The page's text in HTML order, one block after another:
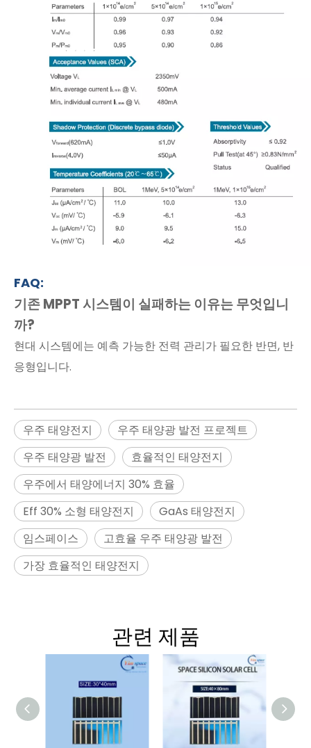
FAQ:
기존 MPPT 시스템이 실패하는 이유는 무엇입니
까?
현대 시스템에는 예측 가능한 전력 관리가 필요한 반면, 반
응형입니다.
우주 태양전지
우주 태양광 발전 프로젝트
우주 태양광 발전
효율적인 태양전지
우주에서 태양에너지 30% 효율
Eff 30% 소형 태양전지
GaAs 태양전지
임스페이스
고효율 우주 태양광 발전
가장 효율적인 태양전지
관련 제품